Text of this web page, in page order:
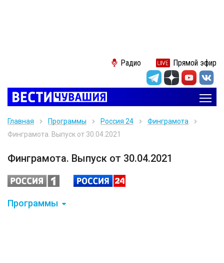
Радио Прямой эфир
Главная Программы Россия 24
Финграмота
Финграмота. Выпуск от 30.04.2021
Финграмота. Выпуск от 30.04.2021
Программы